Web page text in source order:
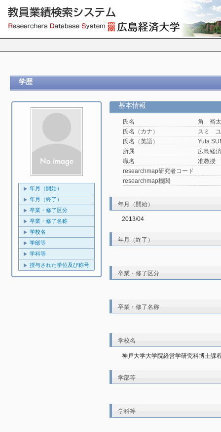
学歴
年月（開始）
年月（終了）
卒業・修了区分
卒業・修了名称
学校名
学部等
学科等
授与された学位及び称号
基本情報
氏名
角 裕太
氏名（カナ）
スミ
氏名（英語）
Yuta
所属
広島経
職名
准教授
researchmap研究者コード
researchmap機関
年月（開始）
2013/04
年月（終了）
卒業・修了区分
卒業・修了名称
学校名
神戸大学大学院経営学研究科博士課
学部等
学科等